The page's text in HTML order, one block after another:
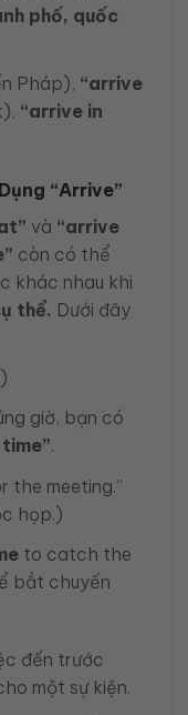
phố, quốc
Pháp), “arrive
“arrive in
“Arrive”
và “arrive
còn có thể
khác nhau khi
thể. Dưới đây
giờ, bạn có
.
the meeting.”
họp.)
to catch the
bắt chuyến
đến trước
một sự kiện.